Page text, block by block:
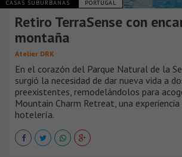
CASAS SUBURBANAS PORTUGAL
Retiro TerraSense con
montaña
Atelier DRK
En el corazón del Parque Natural de la
surgió la necesidad de dar nueva vida a
preexistentes, remodelándolos para
Mountain Charm Retreat, una
hotelería.